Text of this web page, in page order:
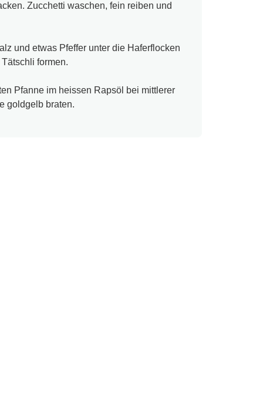
Zucchetti waschen, fein reiben und
und etwas Pfeffer unter die Haferflocken
formen.
Pfanne im heissen Rapsöl bei mittlerer
goldgelb braten.